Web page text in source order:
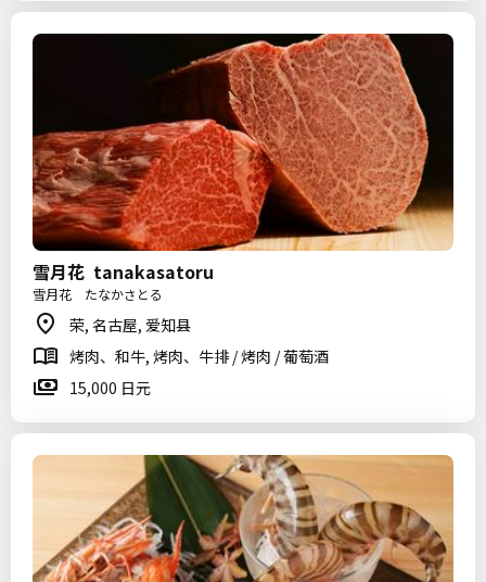
雪月花 tanakasatoru
雪月花 たなかさとる
荣, 名古屋, 爱知县
烤肉、和牛, 烤肉、牛排 / 烤肉 / 葡萄酒
15,000 日元